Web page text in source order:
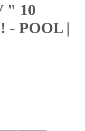
" 10
- POOL|